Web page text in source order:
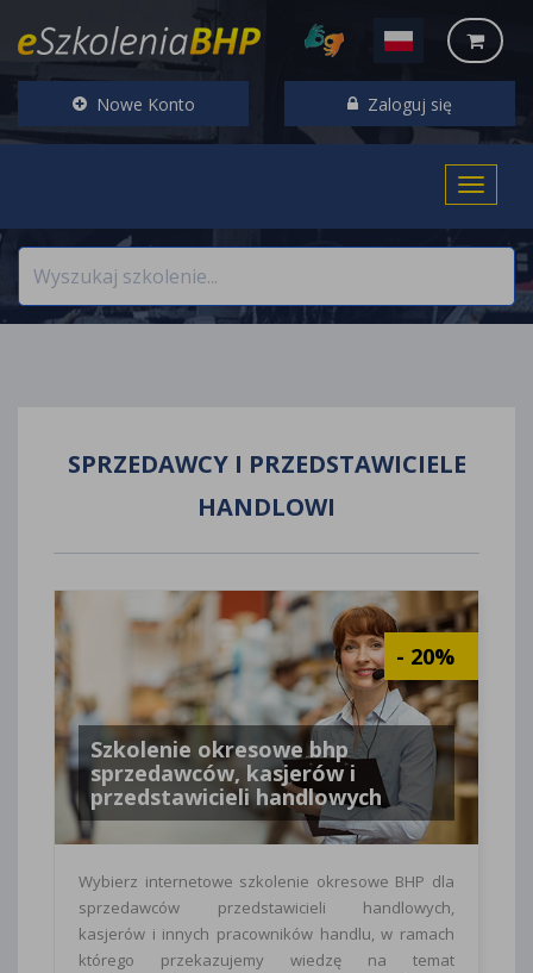
Nowe Konto Zaloguj się
SPRZEDAWCY I PRZEDSTAWICIELE
HANDLOWI
Szkolenie okresowe bhp
sprzedawców, kasjerów i
przedstawicieli handlowych
- 20%
Wybierz internetowe szkolenie okresowe BHP dla
sprzedawców przedstawicieli handlowych,
kasjerów i innych pracowników handlu, w ramach
którego przekazujemy wiedzę na temat